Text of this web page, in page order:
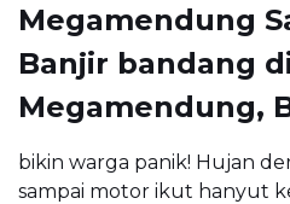
Megamendung
Banjir bandang
Megamendung,
bikin warga panik! Hujan
sampai motor ikut hanyut